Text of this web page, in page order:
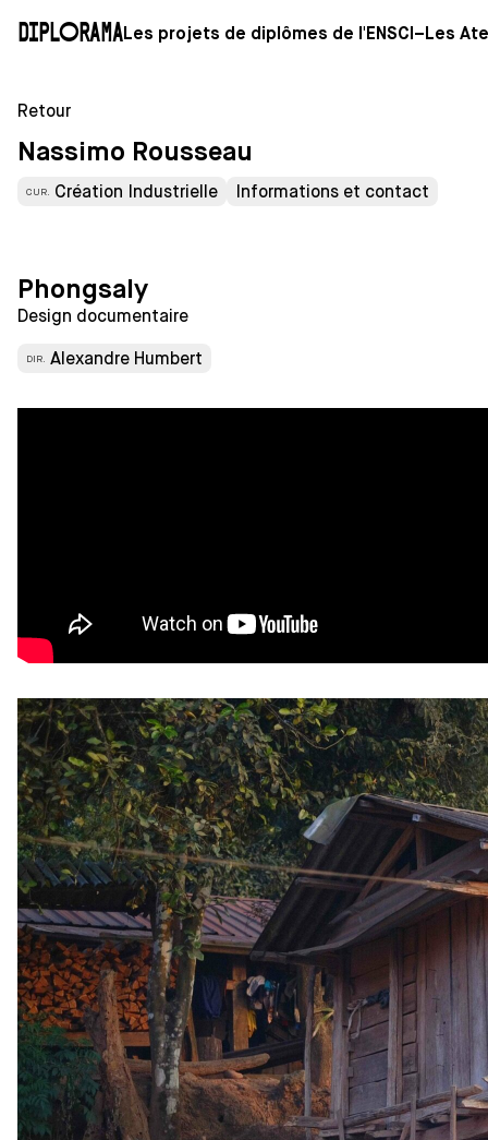
DiploramaLes projets de diplômes de l'ENSCI–Les
Retour
Nassimo Rousseau
CUR. Création Industrielle Informations et contact
Phongsaly
Design documentaire
DIR. Alexandre Humbert